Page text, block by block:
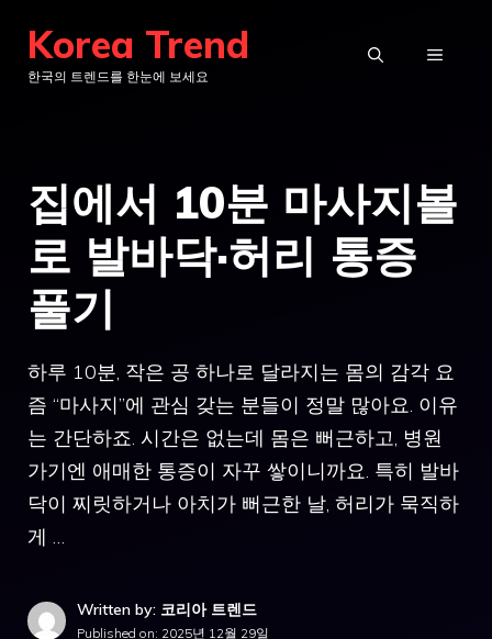
Korea Trend
한국의 트렌드를 한눈에 보세요
메
집에서 10분 마사지볼
로 발바닥·허리 통증
풀기
하루 10분, 작은 공 하나로 달라지는 몸의 감각 요
즘 “마사지”에 관심 갖는 분들이 정말 많아요. 이유
는 간단하죠. 시간은 없는데 몸은 뻐근하고, 병원
가기엔 애매한 통증이 자꾸 쌓이니까요. 특히 발바
닥이 찌릿하거나 아치가 뻐근한 날, 허리가 묵직하
게 …
Written by: 코리아 트렌드
Published on: 2025년 12월 29일